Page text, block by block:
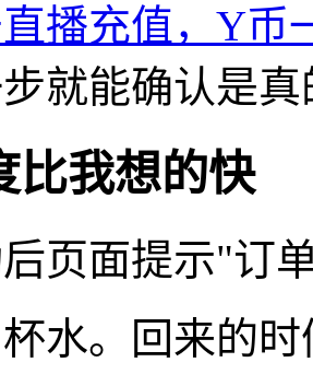
播充值，Y币
就能确认是真
比我想的快
页面提示"订
水。回来的